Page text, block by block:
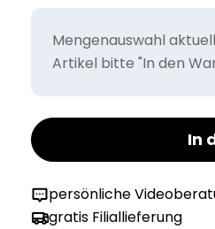
Mengenauswahl
Artikel bitte "In den
In
persönliche
gratis Filiallieferung